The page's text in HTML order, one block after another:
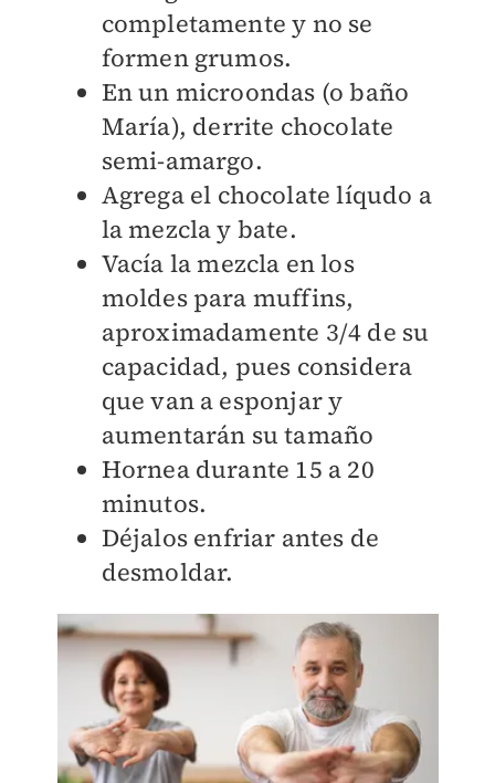
completamente y no se
formen grumos.
En un microondas (o baño
María), derrite chocolate
semi-amargo.
Agrega el chocolate líqudo a
la mezcla y bate.
Vacía la mezcla en los
moldes para muffins,
aproximadamente 3/4 de su
capacidad, pues considera
que van a esponjar y
aumentarán su tamaño
Hornea durante 15 a 20
minutos.
Déjalos enfriar antes de
desmoldar.